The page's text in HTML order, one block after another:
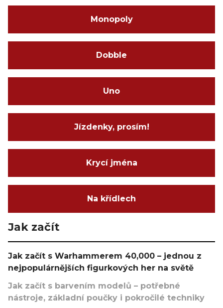
Monopoly
Dobble
Uno
Jízdenky, prosím!
Krycí jména
Na křídlech
Jak začít
Jak začít s Warhammerem 40,000 – jednou z
nejpopulárnějších figurkových her na světě
Jak začít s barvením modelů – potřebné
nástroje, základní poučky i pokročilé techniky